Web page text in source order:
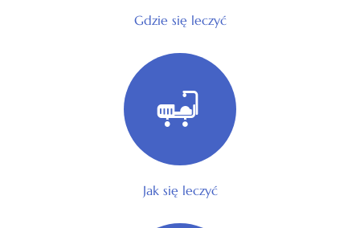
Gdzie się leczyć
Jak się leczyć